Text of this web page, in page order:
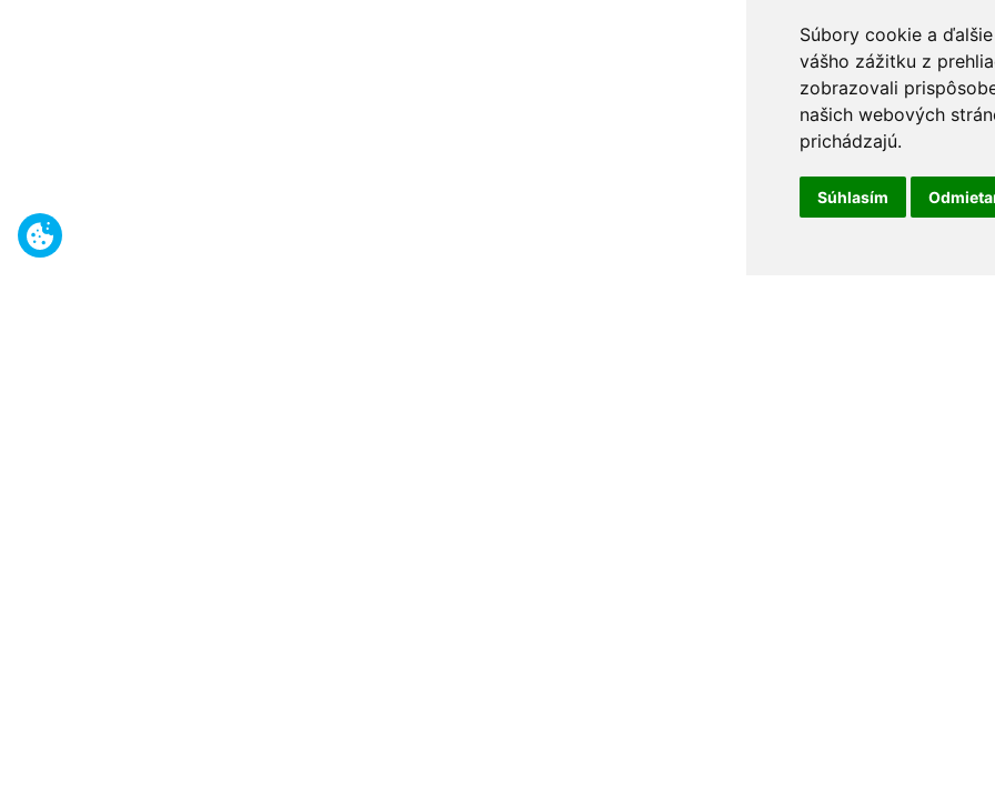
Súbory cookie a
vášho zážitku z
zobrazovali
našich webových
prichádzajú.
Súhlasím